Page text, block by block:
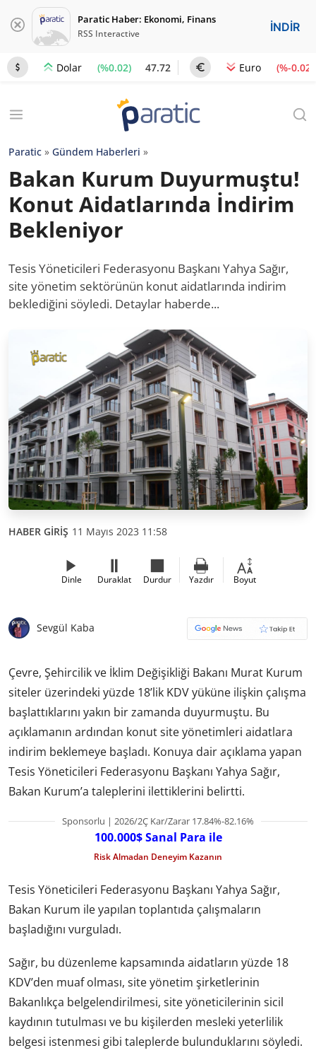
Paratic Haber: Ekonomi, Finans
RSS Interactive İNDİR
Dolar (%0.02) 47.72 Euro (%-0.02)
Paratic » Gündem Haberleri »
Bakan Kurum Duyurmuştu!
Konut Aidatlarında İndirim
Bekleniyor
Tesis Yöneticileri Federasyonu Başkanı Yahya Sağır,
site yönetim sektörünün konut aidatlarında indirim
beklediğini söyledi. Detaylar haberde...
HABER GİRİŞ 11 Mayıs 2023 11:58
Dinle Duraklat Durdur Yazdır Boyut
Sevgül Kaba
Çevre, Şehircilik ve İklim Değişikliği Bakanı Murat Kurum
siteler üzerindeki yüzde 18’lik KDV yüküne ilişkin çalışma
başlattıklarını yakın bir zamanda duyurmuştu. Bu
açıklamanın ardından konut site yönetimleri aidatlara
indirim beklemeye başladı. Konuya dair açıklama yapan
Tesis Yöneticileri Federasyonu Başkanı Yahya Sağır,
Bakan Kurum’a taleplerini ilettiklerini belirtti.
Sponsorlu | 2026/2Ç Kar/Zarar 17.84%-82.16%
100.000$ Sanal Para ile
Risk Almadan Deneyim Kazanın
Tesis Yöneticileri Federasyonu Başkanı Yahya Sağır,
Bakan Kurum ile yapılan toplantıda çalışmaların
başladığını vurguladı.
Sağır, bu düzenleme kapsamında aidatların yüzde 18
KDV’den muaf olması, site yönetim şirketlerinin
Bakanlıkça belgelendirilmesi, site yöneticilerinin sicil
kaydının tutulması ve bu kişilerden mesleki yeterlilik
belgesi istenmesi gibi taleplerde bulunduklarını söyledi.